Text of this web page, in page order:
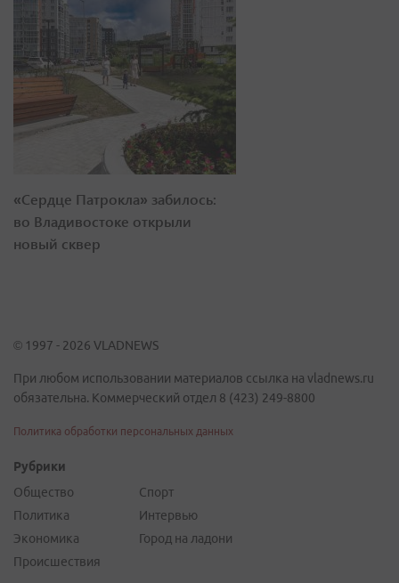
«Сердце Патрокла» забилось:
во Владивостоке открыли
новый сквер
© 1997 - 2026 VLADNEWS
При любом использовании материалов ссылка на vladnews.ru
обязательна. Коммерческий отдел 8 (423) 249-8800
Политика обработки персональных данных
Рубрики
Общество
Политика
Экономика
Происшествия
Спорт
Интервью
Город на ладони